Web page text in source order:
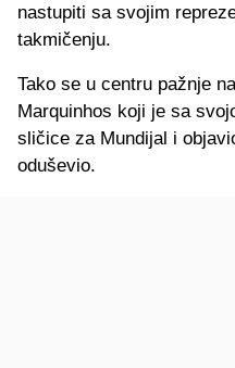
nastupiti sa svojim
takmičenju.
Tako se u centru pažnje
Marquinhos koji je sa
sličice za Mundijal i
oduševio.